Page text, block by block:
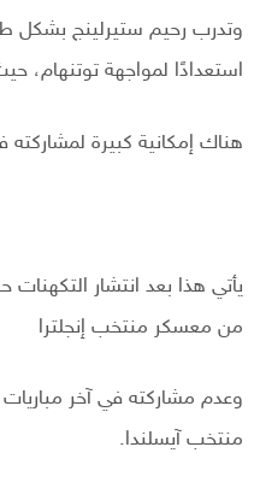
وتدرب رحيم ستيرلينج
استعدادًا لمواجهة توتنهام،
هناك إمكانية كبيرة لمشاركته
يأتي هذا بعد انتشار
من معسكر منتخب إنجلترا
وعدم مشاركته في آخر
منتخب آيسلندا.